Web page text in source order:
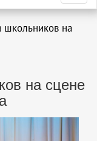
школьников на
на сцене